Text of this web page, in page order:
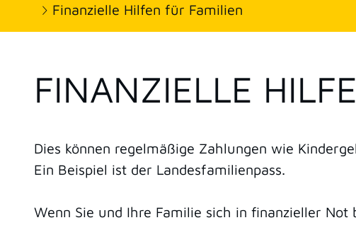
Finanzielle Hilfen für Familien
FINANZIELLE
Dies können regelmäßige Zahlungen wie
Ein Beispiel ist der Landesfamilienpass.
Wenn Sie und Ihre Familie sich in finanzieller